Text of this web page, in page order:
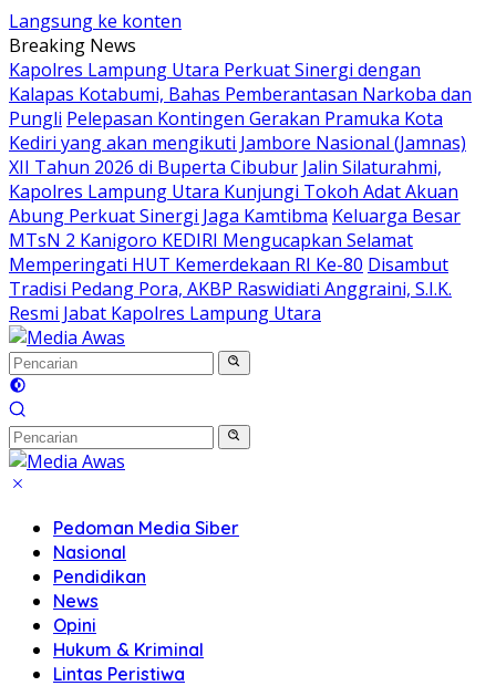
Langsung ke konten
Breaking News
Kapolres Lampung Utara Perkuat Sinergi dengan
Kalapas Kotabumi, Bahas Pemberantasan Narkoba dan
Pungli Pelepasan Kontingen Gerakan Pramuka Kota
Kediri yang akan mengikuti Jambore Nasional (Jamnas)
XII Tahun 2026 di Buperta Cibubur Jalin Silaturahmi,
Kapolres Lampung Utara Kunjungi Tokoh Adat Akuan
Abung Perkuat Sinergi Jaga Kamtibma Keluarga Besar
MTsN 2 Kanigoro KEDIRI Mengucapkan Selamat
Memperingati HUT Kemerdekaan RI Ke-80 Disambut
Tradisi Pedang Pora, AKBP Raswidiati Anggraini, S.I.K.
Resmi Jabat Kapolres Lampung Utara
Pedoman Media Siber
Nasional
Pendidikan
News
Opini
Hukum & Kriminal
Lintas Peristiwa